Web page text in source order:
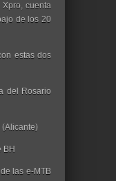
cuenta
de los 20
estas dos
del Rosario
(Alicante)
BH
las e-MTB